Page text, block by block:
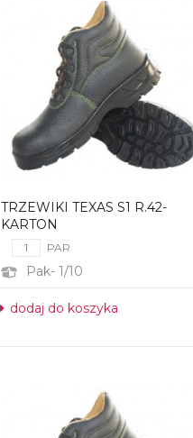
TRZEWIKI TEXAS S1 R.42-
KARTON
PAR
Pak- 1/10
dodaj do koszyka